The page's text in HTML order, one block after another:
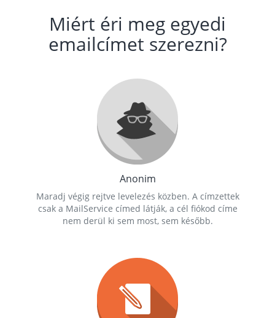
Miért éri meg egyedi
emailcímet szerezni?
Anonim
Maradj végig rejtve levelezés közben. A címzettek
csak a MailService címed látják, a cél fiókod címe
nem derül ki sem most, sem később.